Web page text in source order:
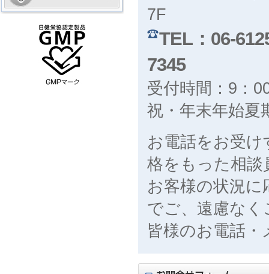
7F
TEL：06-
7345
受付時間：9：
祝・年末年始夏
お電話をお受
格をもった相談
お客様の状況
でご、遠慮な
皆様のお電話